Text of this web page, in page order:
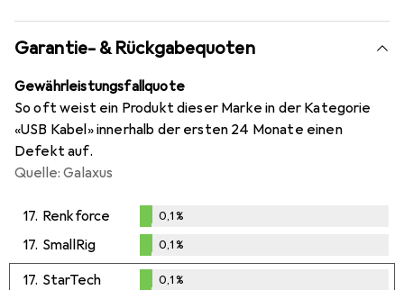
Garantie- & Rückgabequoten
Gewährleistungsfallquote
So oft weist ein Produkt dieser Marke in der Kategorie
«USB Kabel» innerhalb der ersten 24 Monate einen
Defekt auf.
Quelle: Galaxus
17. Renkforce
%
0,1%
17. SmallRig
0,1%
0,1%
17. StarTech 0,1%